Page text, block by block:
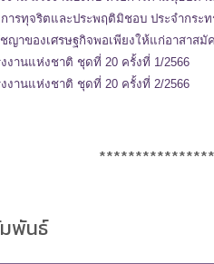
รทุจริตและประพฤติมิชอบ ประจำกระท
าของเศรษฐกิจพอเพียงให้แก่อาสาส
านแห่งชาติ ชุดที่ 20 ครั้งที่ 1/2566
านแห่งชาติ ชุดที่ 20 ครั้งที่ 2/2566
พันธ์